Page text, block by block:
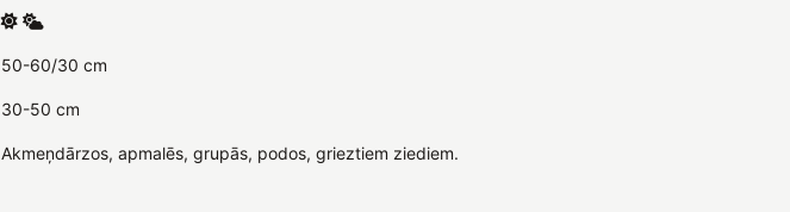
50-60/30 cm
30-50 cm
Akmeņdārzos, apmalēs, grupās, podos, grieztiem ziediem.